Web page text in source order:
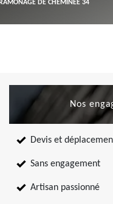
RAMONAGE DE CHEMINÉE 34
Nos
Devis et
Sans engagement
Artisan passionné